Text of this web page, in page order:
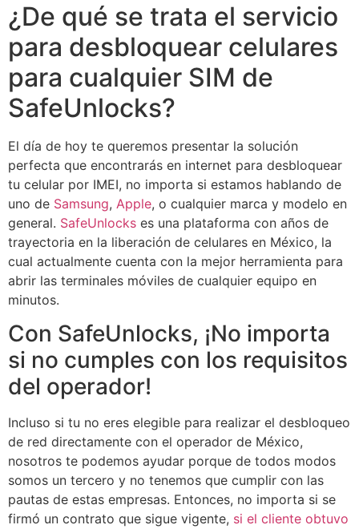
¿De qué se trata el servicio
para desbloquear celulares
para cualquier SIM de
SafeUnlocks?
El día de hoy te queremos presentar la solución
perfecta que encontrarás en internet para desbloquear
tu celular por IMEI, no importa si estamos hablando de
uno de Samsung, Apple, o cualquier marca y modelo en
general. SafeUnlocks es una plataforma con años de
trayectoria en la liberación de celulares en México, la
cual actualmente cuenta con la mejor herramienta para
abrir las terminales móviles de cualquier equipo en
minutos.
Con SafeUnlocks, ¡No importa
si no cumples con los requisitos
del operador!
Incluso si tu no eres elegible para realizar el desbloqueo
de red directamente con el operador de México,
nosotros te podemos ayudar porque de todos modos
somos un tercero y no tenemos que cumplir con las
pautas de estas empresas. Entonces, no importa si se
firmó un contrato que sigue vigente, si el cliente obtuvo